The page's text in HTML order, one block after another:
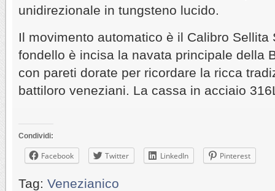
unidirezionale in tungsteno lucido.
Il movimento automatico è il Calibro Sellita
fondello è incisa la navata principale della
con pareti dorate per ricordare la ricca
battiloro veneziani. La cassa in acciaio
Condividi:
Facebook Twitter LinkedIn Pinterest
Tag: Venezianico